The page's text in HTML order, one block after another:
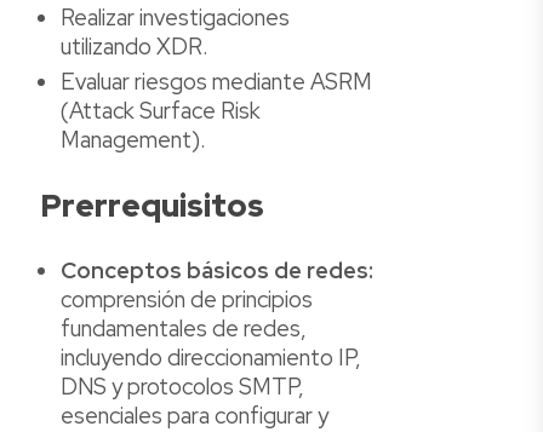
Realizar investigaciones
utilizando XDR.
Evaluar riesgos mediante ASRM
(Attack Surface Risk
Management).
Prerrequisitos
Conceptos básicos de redes:
comprensión de principios
fundamentales de redes,
incluyendo direccionamiento IP,
DNS y protocolos SMTP,
esenciales para configurar y